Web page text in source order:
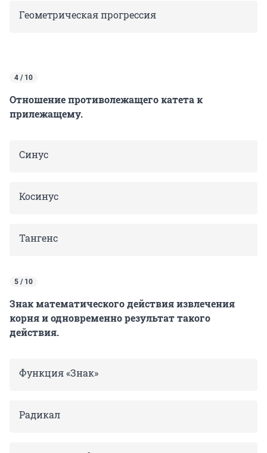
Геометрическая прогрессия
4 / 10
Отношение противолежащего катета к
прилежащему.
Синус
Косинус
Тангенс
5 / 10
Знак математического действия извлечения
корня и одновременно результат такого
действия.
Функция «Знак»
Радикал